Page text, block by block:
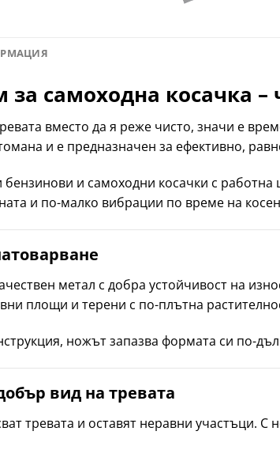
за самоходна косачка
вместо да я реже чисто, значи е
и е предназначен за ефективно,
и самоходни косачки с
и по-малко вибрации по време на
метал с добра устойчивост на
площи и терени с по-плътна
ножът запазва формата си по-
вид на тревата
тревата и оставят неравни участъци. С